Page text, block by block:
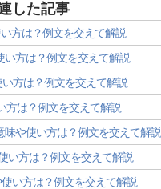
した記事
方は？例文を交えて解説
い方は？例文を交えて解説
方は？例文を交えて解説
方は？例文を交えて解説
味や使い方は？例文を交えて解説
い方は？例文を交えて解説
い方は？例文を交えて解説